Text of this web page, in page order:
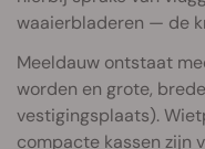
waaierbladeren — de
Meeldauw ontstaat
worden en grote,
vestigingsplaats).
compacte kassen zijn